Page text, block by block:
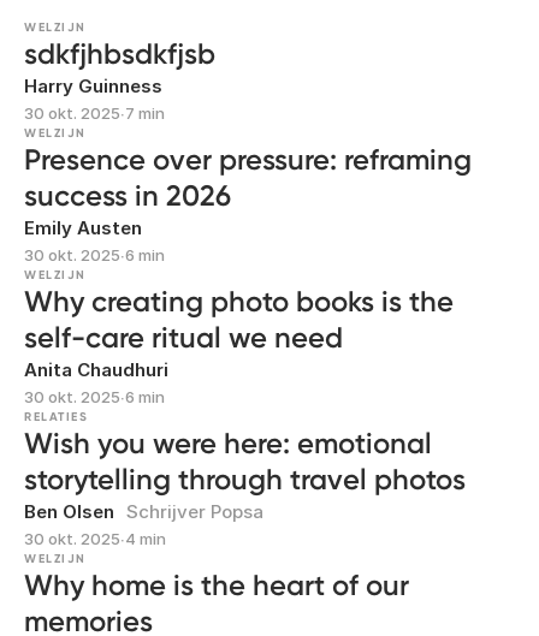
WELZIJN
sdkfjhbsdkfjsb
Harry Guinness
30 okt. 2025∙7 min
WELZIJN
Presence over pressure: reframing
success in 2026
Emily Austen
30 okt. 2025∙6 min
WELZIJN
Why creating photo books is the
self-care ritual we need
Anita Chaudhuri
30 okt. 2025∙6 min
RELATIES
Wish you were here: emotional
storytelling through travel photos
Ben Olsen Schrijver Popsa
30 okt. 2025∙4 min
WELZIJN
Why home is the heart of our
memories